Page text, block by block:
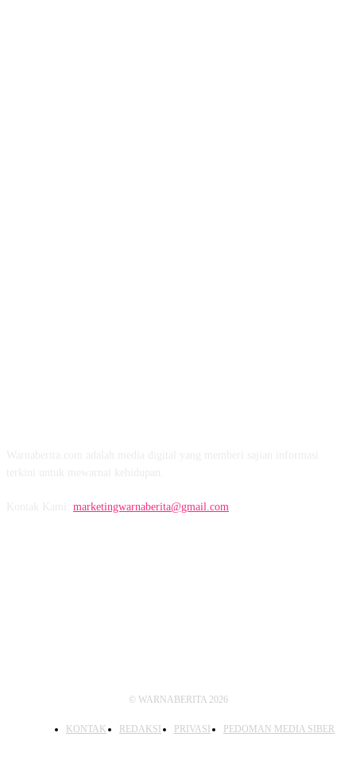
marketingwarnaberita@gmail.com
© WARNABERITA 2026
KONTAK REDAKSI PRIVASI PEDOMAN MEDIA SIBER